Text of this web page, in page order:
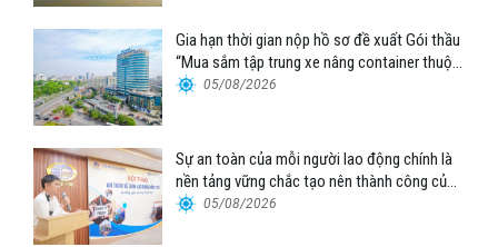
Gia hạn thời gian nộp hồ sơ đề xuất Gói thầu
“Mua sắm tập trung xe nâng container thuộc
Tổng công ty Hàng hải Việt Nam – CTCP”
05/08/2026
Sự an toàn của mỗi người lao động chính là
nền tảng vững chắc tạo nên thành công của
Cảng Đà Nẵng
05/08/2026